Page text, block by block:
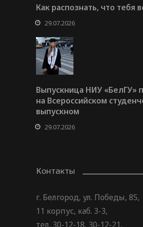
Как распознать, что тебя
29.07.2026
Выпускница НИУ «БелГУ»
на Всероссийском
выпускном
29.07.2026
Контакты
г. Белгород, ул. Победы, 85,
11 корпус, каб. 3-3,
тел. 30-12-18, 30-12-21,